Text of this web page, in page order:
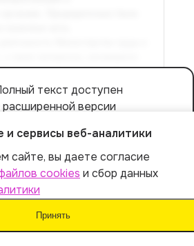
текст доступен
расширенной версии
Оплатить 449 р.
аспекты
управления
Оплатить
и сервисы веб-аналитики
сайте, вы даете согласие
cookies и сбор данных
Принять